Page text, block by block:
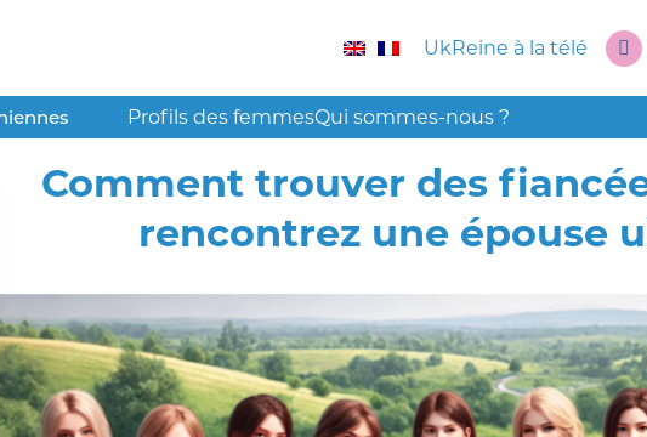
UkReine à la télé
Profils des femmesQui sommes-nous ?
Comment trouver des
rencontrez une épouse